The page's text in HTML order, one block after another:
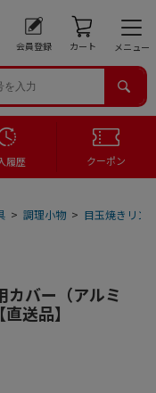
会員登録 カート メニュー
履歴 クーポン
> 調理小物 > 目玉焼きリン
バー（アルミ
送品】